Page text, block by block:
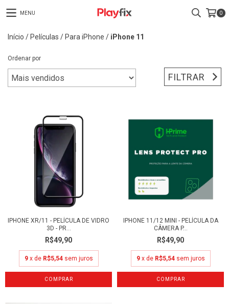
MENU 0
Início / Películas / Para iPhone / iPhone 11
Ordenar por
FILTRAR
IPHONE XR/11 - PELÍCULA DE VIDRO
3D - PR...
R$49,90
9 x de R$5,54 sem juros
IPHONE 11/12 MINI - PELÍCULA DA
CÂMERA P...
R$49,90
9 x de R$5,54 sem juros